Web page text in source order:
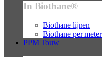
In Biothane®
Biothane lijnen
Biothane per meter
PPM Touw